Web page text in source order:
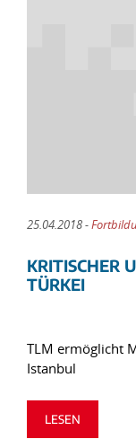
25.04.2018 -
KRITISCHER
TÜRKEI
TLM ermöglicht
Istanbul
LESEN